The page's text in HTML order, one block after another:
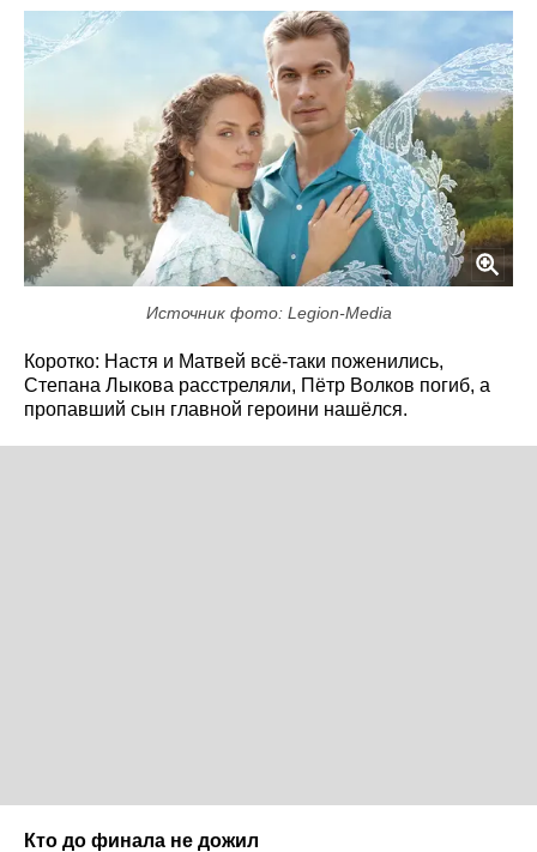
Источник фото: Legion-Media
Коротко: Настя и Матвей всё-таки поженились,
Степана Лыкова расстреляли, Пётр Волков погиб, а
пропавший сын главной героини нашёлся.
Кто до финала не дожил